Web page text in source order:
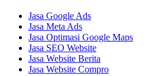
Jasa Google Ads
Jasa Meta Ads
Jasa Optimasi Google Maps
Jasa SEO Website
Jasa Website Berita
Jasa Website Compro